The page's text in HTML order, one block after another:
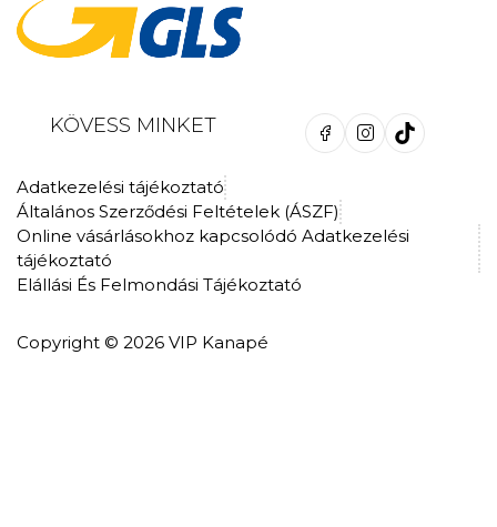
KÖVESS MINKET
Adatkezelési tájékoztató
Általános Szerződési Feltételek (ÁSZF)
Online vásárlásokhoz kapcsolódó Adatkezelési
tájékoztató
Elállási És Felmondási Tájékoztató
Copyright © 2026 VIP Kanapé